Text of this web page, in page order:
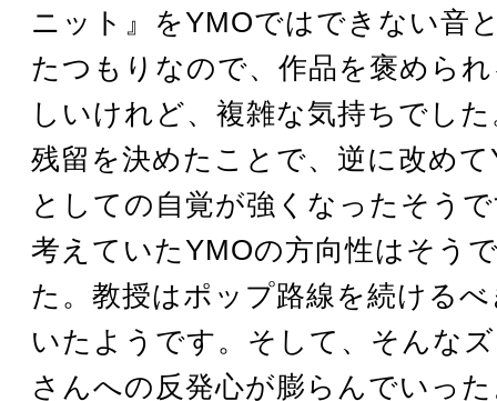
ニット』をYMOではできない音
たつもりなので、作品を褒めら
しいけれど、複雑な気持ちでし
残留を決めたことで、逆に改め
としての自覚が強くなったそう
考えていたYMOの方向性はそう
た。教授はポップ路線を続ける
いたようです。そして、そんな
さんへの反発心が膨らんでいっ